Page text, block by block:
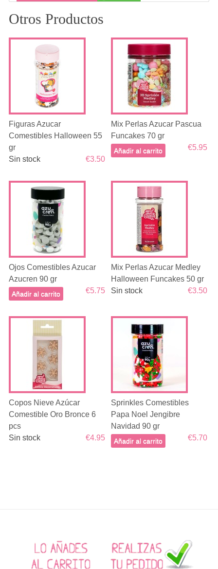
Otros Productos
Figuras Azucar
Comestibles Halloween 55
gr
€3.50
Sin stock
Mix Perlas Azucar Pascua
Funcakes 70 gr
€5.95
Añadir al carrito
Ojos Comestibles Azucar
Azucren 90 gr
€5.75
Añadir al carrito
Mix Perlas Azucar Medley
Halloween Funcakes 50 gr
€3.50
Sin stock
Copos Nieve Azúcar
Comestible Oro Bronce 6
pcs
€4.95
Sin stock
Sprinkles Comestibles
Papa Noel Jengibre
Navidad 90 gr
€5.70
Añadir al carrito